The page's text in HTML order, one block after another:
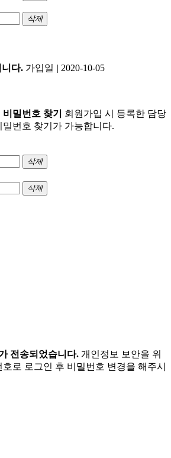
삭제
니다. 가입일 | 2020-10-05
밀번호 찾기
회원가입 시 등록한 담당
번호 찾기가 가능합니다.
삭제
삭제
전송되었습니다. 개인정보 보안을 위
로 로그인 후 비밀번호 변경을 해주시